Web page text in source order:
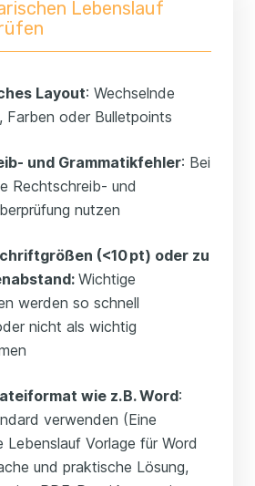
Lebenslauf
Layout: Wechselnde
Farben oder Bulletpoints
und Grammatikfehler: Bei
Rechtschreib- und
nutzen
(<10 pt) oder zu
Wichtige
werden so schnell
nicht als wichtig
wie z. B. Word:
verwenden (Eine
Lebenslauf Vorlage für Word
und praktische Lösung,